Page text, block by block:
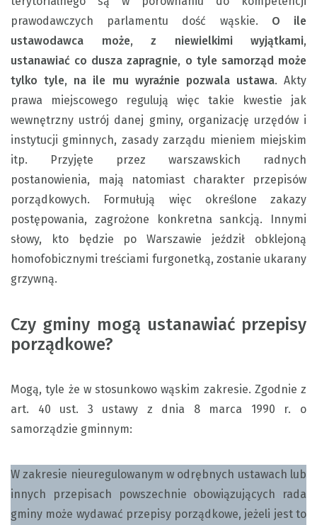
prawodawczych parlamentu dość wąskie. O ile
ustawodawca może, z niewielkimi wyjątkami,
ustanawiać co dusza zapragnie, o tyle samorząd może
tylko tyle, na ile mu wyraźnie pozwala ustawa. Akty
prawa miejscowego regulują więc takie kwestie jak
wewnętrzny ustrój danej gminy, organizację urzędów i
instytucji gminnych, zasady zarządu mieniem miejskim
itp. Przyjęte przez warszawskich radnych
postanowienia, mają natomiast charakter przepisów
porządkowych. Formułują więc określone zakazy
postępowania, zagrożone konkretna sankcją. Innymi
słowy, kto będzie po Warszawie jeździł obklejoną
homofobicznymi treściami furgonetką, zostanie ukarany
grzywną.
Czy gminy mogą ustanawiać przepisy
porządkowe?
Mogą, tyle że w stosunkowo wąskim zakresie. Zgodnie z
art. 40 ust. 3 ustawy z dnia 8 marca 1990 r. o
samorządzie gminnym:
W zakresie nieuregulowanym w odrębnych ustawach lub
innych przepisach powszechnie obowiązujących rada
gminy może wydawać przepisy porządkowe, jeżeli jest to